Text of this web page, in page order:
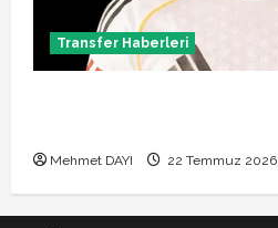
Transfer Haberleri
Mehmet DAYI 22 Temmuz 2026